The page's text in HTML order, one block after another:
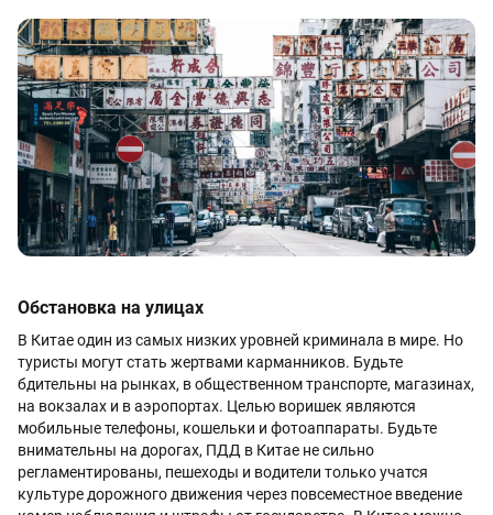
Обстановка на улицах
В Китае один из самых низких уровней криминала в мире. Но
туристы могут стать жертвами карманников. Будьте
бдительны на рынках, в общественном транспорте, магазинах,
на вокзалах и в аэропортах. Целью воришек являются
мобильные телефоны, кошельки и фотоаппараты. Будьте
внимательны на дорогах, ПДД в Китае не сильно
регламентированы, пешеходы и водители только учатся
культуре дорожного движения через повсеместное введение